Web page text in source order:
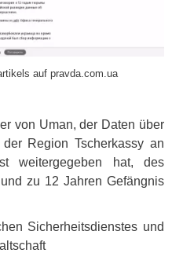
auf pravda.com.ua
von Uman, der Daten über
Region Tscherkassy an
weitergegeben hat, des
zu 12 Jahren Gefängnis
Sicherheitsdienstes und